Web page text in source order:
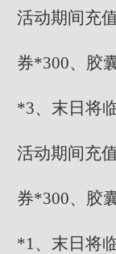
活动期间充
券*300、胶
*3、末日将
活动期间充
券*300、胶
*1、末日将